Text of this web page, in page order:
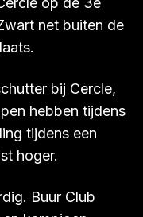
op de 3e
bij Cercle,
hebben tijdens
hoger.